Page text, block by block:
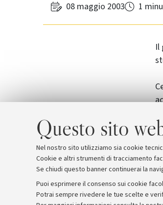
Questo sito
Nel nostro sito utilizziamo sia cookie
Cookie e altri strumenti di tracciamento
Se chiudi questo banner continuerai la
Puoi esprimere il consenso sui cookie
Potrai sempre rivedere le tue scelte e
08 maggio 2003 1
Il
Archivio Comunicati stampa